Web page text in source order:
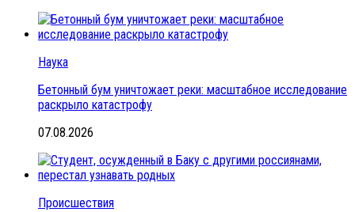
Наука
Бетонный бум уничтожает реки: масштабное исследование
раскрыло катастрофу
07.08.2026
Происшествия